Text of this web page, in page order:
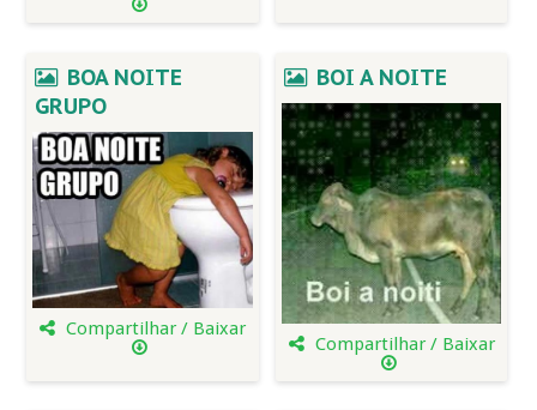
BOA NOITE
GRUPO
Compartilhar / Baixar
BOI A NOITE
Compartilhar / Baixar